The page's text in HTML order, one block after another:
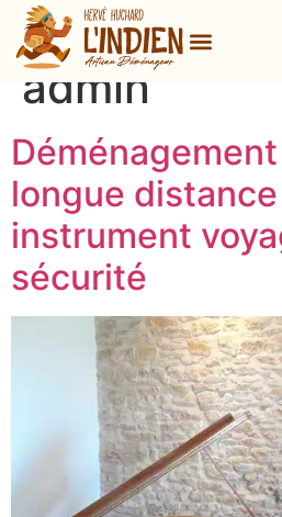
Auteur/
admin
longue
instrument
sécurité